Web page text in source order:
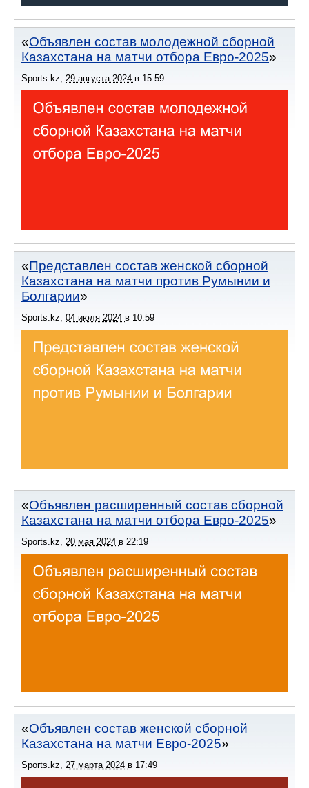
Объявлен состав молодежной сборной
Казахстана на матчи отбора Евро-2025
Sports.kz 29 августа 2024 в 15:59
Представлен состав женской сборной
Казахстана на матчи против Румынии и
Болгарии
Sports.kz 04 июля 2024 в 10:59
Объявлен расширенный состав сборной
Казахстана на матчи отбора Евро-2025
Sports.kz 20 мая 2024 в 22:19
Объявлен состав женской сборной
Казахстана на матчи Евро-2025
Sports.kz, 27 марта 2024 в 17:49